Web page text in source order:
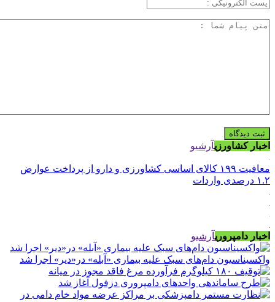
اخبار کشاورزیآرشیو
معافیت ۱۹۹ کالای اساسی کشاورزی و دارو از پرداخت عوارض
۱.۲ درصدی واردات
اخبار دامپروریآرشیو
واکسیناسیون دام‌های سبک علیه بیماری «آبله» در«دیر» اجرا شد